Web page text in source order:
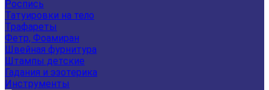
Роспись
Татуировки на тело
Трафареты
Фетр, Фоамиран
Швейная фурнитура
Штампы детские
Гадания и эзотерика
Инструменты